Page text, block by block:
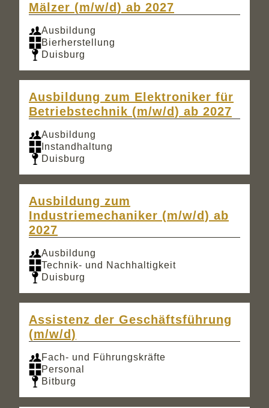
Mälzer (m/w/d) ab 2027
Ausbildung
Bierherstellung
Duisburg
Ausbildung zum Elektroniker für
Betriebstechnik (m/w/d) ab 2027
Ausbildung
Instandhaltung
Duisburg
Ausbildung zum
Industriemechaniker (m/w/d) ab
2027
Ausbildung
Technik- und Nachhaltigkeit
Duisburg
Assistenz der Geschäftsführung
(m/w/d)
Fach- und Führungskräfte
Personal
Bitburg